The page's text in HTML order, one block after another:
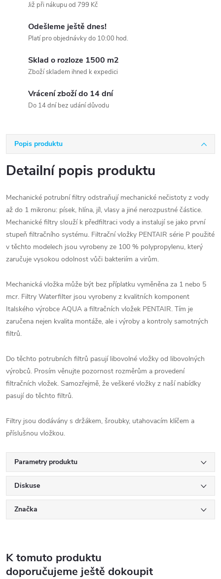
Již při nákupu od 799 Kč
Odešleme ještě dnes!
Platí pro objednávky do 10:00 hod.
Sklad o rozloze 1500 m2
Zboží skladem ihned k expedici
Vrácení zboží do 14 dní
Do 14 dní bez udání důvodu
Popis produktu
Detailní popis produktu
Mechanické potrubní filtry odstraňují mechanické nečistoty z vody
až do 1 mikronu: písek, hlína, jíl, vlasy a jiné nerozpustné částice.
Mechanické filtry slouží k předfiltraci vody a instalují se jako první
stupeň filtračního systému. Filtrační vložky PENTAIR série P použité
v těchto modelech jsou vyrobeny ze 100 % polypropylenu, který
zaručuje vysokou odolnost vůči bakteriím a virům.
Mechanická vložka může být bez příplatku vyměněna za 1 nebo 5
mcr. Filtry Waterfilter jsou vyrobeny z kvalitních komponent
Italského výrobce AQUA a filtračních vložek PENTAIR. Tím je
zaručena nejen kvalita montáže, ale i výroby a kontroly samotných
filtrů.
Do těchto potrubních filtrů pasují libovolné vložky od libovolných
výrobců. Prosím věnujte pozornost rozměrům a provedení
filtračních vložek. Samozřejmě, že veškeré vložky z naší nabídky
pasují do těchto filtrů.
Filtry jsou dodávány s držákem, šroubky, utahovacím klíčem a
příslušnou vložkou.
Parametry produktu
Diskuse
Značka
K tomuto produktu
doporučujeme ještě dokoupit